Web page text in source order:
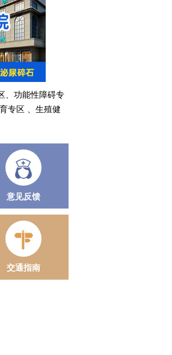
、功能性障碍专
专区 、生殖健
意见反馈
交通指南